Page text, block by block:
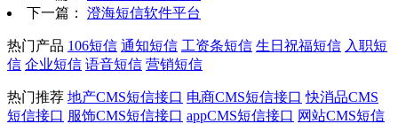
下一篇： 澄海短信软件平台
热门产品 106短信 通知短信 工资条短信 生日祝福短信 入职短
信 企业短信 语音短信 营销短信
热门推荐 地产CMS短信接口 电商CMS短信接口 快消品CMS
短信接口 服饰CMS短信接口 appCMS短信接口 网站CMS短信